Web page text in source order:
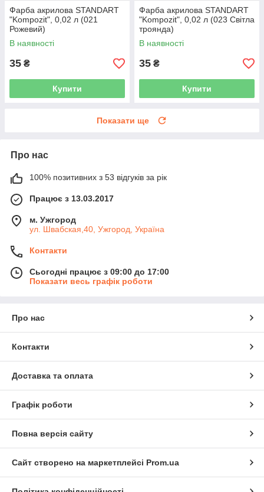
Фарба акрилова STANDART
"Kompozit", 0,02 л (021
Рожевий)
В наявності
35 ₴
Купити
Фарба акрилова STANDART
"Kompozit", 0,02 л (023 Світла
троянда)
В наявності
35 ₴
Купити
Показати ще
Про нас
100% позитивних з 53 відгуків за рік
Працює з 13.03.2017
м. Ужгород
ул. Швабская,40, Ужгород, Україна
Контакти
Сьогодні працює з 09:00 до 17:00
Показати весь графік роботи
Про нас
Контакти
Доставка та оплата
Графік роботи
Повна версія сайту
Сайт створено на маркетплейсі Prom.ua